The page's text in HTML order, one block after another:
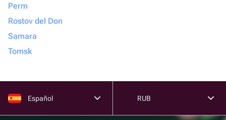
Perm
Rostov del Don
Samara
Tomsk
Español RUB